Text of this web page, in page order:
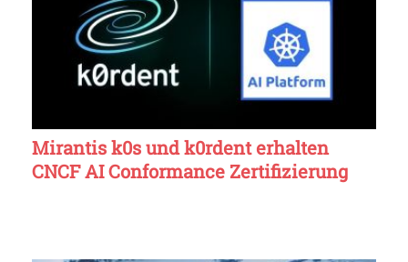
Mirantis k0s und k0rdent erhalten
CNCF AI Conformance Zertifizierung